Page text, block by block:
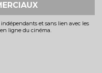
et sans lien avec les
ligne du cinéma.